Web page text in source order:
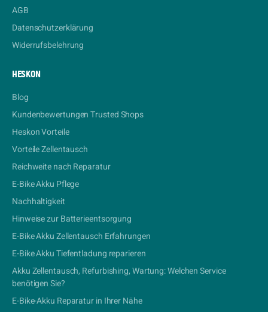
AGB
Datenschutzerklärung
Widerrufsbelehrung
HESKON
Blog
Kundenbewertungen Trusted Shops
Heskon Vorteile
Vorteile Zellentausch
Reichweite nach Reparatur
E-Bike Akku Pflege
Nachhaltigkeit
Hinweise zur Batterieentsorgung
E-Bike Akku Zellentausch Erfahrungen
E-Bike Akku Tiefentladung reparieren
Akku Zellentausch, Refurbishing, Wartung: Welchen Service
benötigen Sie?
E-Bike-Akku Reparatur in Ihrer Nähe